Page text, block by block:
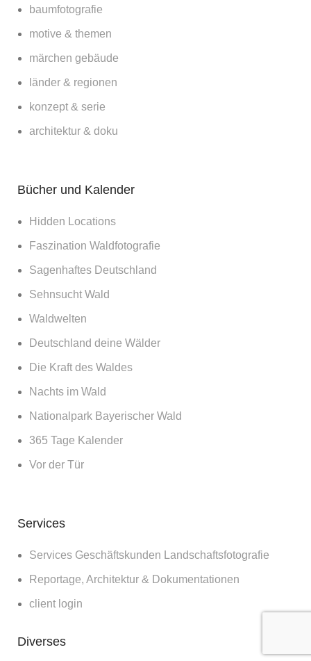
baumfotografie
motive & themen
märchen gebäude
länder & regionen
konzept & serie
architektur & doku
Bücher und Kalender
Hidden Locations
Faszination Waldfotografie
Sagenhaftes Deutschland
Sehnsucht Wald
Waldwelten
Deutschland deine Wälder
Die Kraft des Waldes
Nachts im Wald
Nationalpark Bayerischer Wald
365 Tage Kalender
Vor der Tür
Services
Services Geschäftskunden Landschaftsfotografie
Reportage, Architektur & Dokumentationen
client login
Diverses